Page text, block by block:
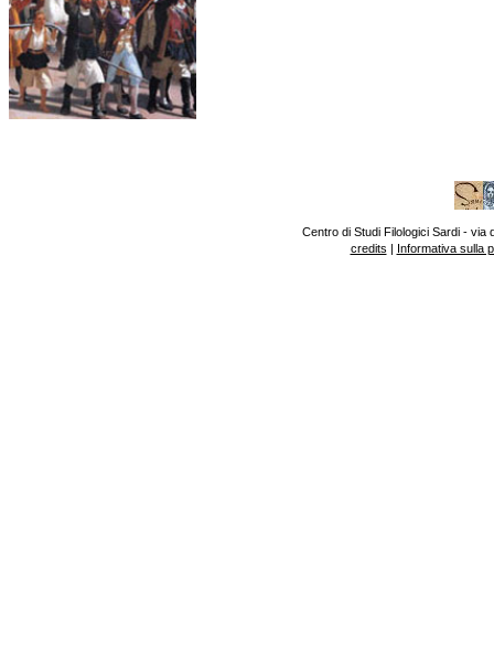
Centro di Studi Filologici Sardi - via
credits | Informativa sulla